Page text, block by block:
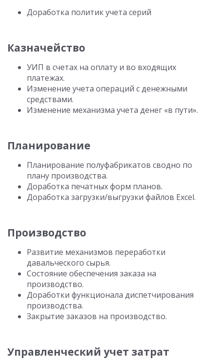
Доработка политик учета серий
Казначейство
УИП в счетах на оплату и во входящих
платежах.
Изменение учета операций с денежными
средствами.
Изменение механизма учета денег «в пути».
Планирование
Планирование полуфабрикатов сводно по
плану производства.
Доработка печатных форм планов.
Доработка загрузки/выгрузки файлов Excel.
Производство
Развитие механизмов переработки
давальческого сырья.
Состояние обеспечения заказа на
производство.
Доработки функционала диспетчирования
производства.
Закрытие заказов на производство.
Управленческий учет затрат